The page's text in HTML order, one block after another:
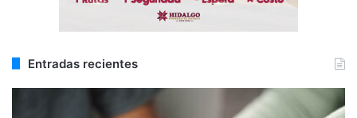
Entradas recientes